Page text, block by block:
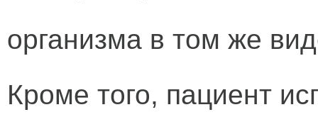
организма в том же
Кроме того, пациент